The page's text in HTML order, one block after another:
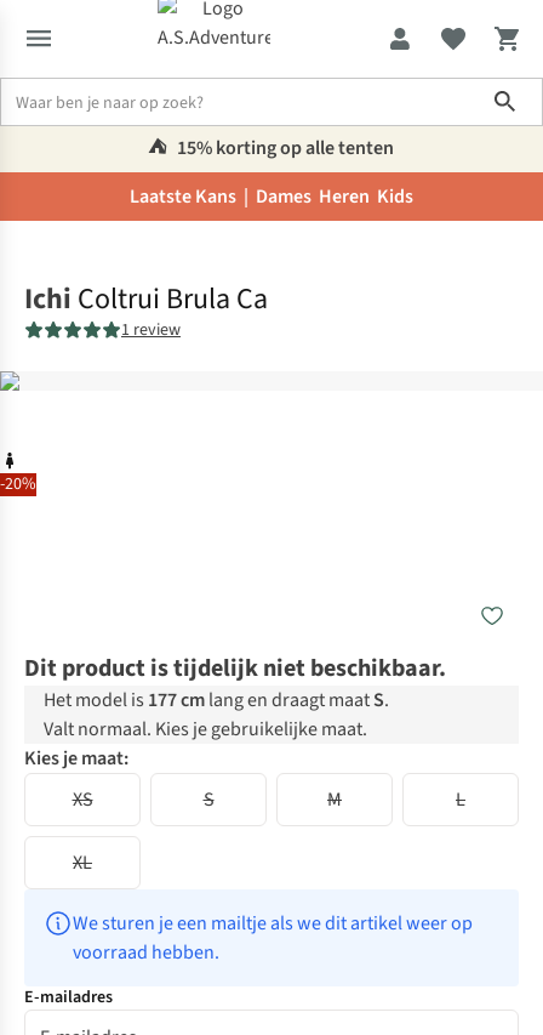
⛺️ 15% korting op alle tenten
Laatste Kans | Dames Heren Kids
-20%
Ichi Coltrui Brula Ca
1 review
Dit product is tijdelijk niet beschikbaar.
Het model is 177 cmlang en draagt maatS.
Valt normaal. Kies je gebruikelijke maat.
Kies je maat:
XS
S M L
XL
We sturen je een mailtje als we dit artikel weer op
voorraad hebben.
E-mailadres